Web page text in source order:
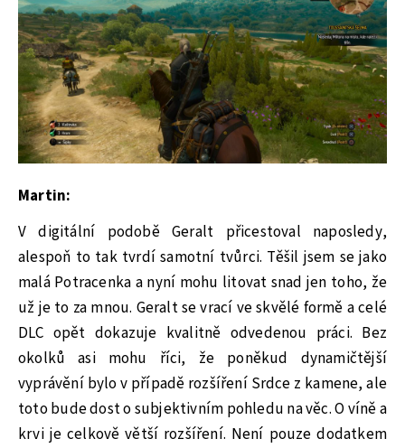
Martin:
V digitální podobě Geralt přicestoval naposledy,
alespoň to tak tvrdí samotní tvůrci. Těšil jsem se jako
malá Potracenka a nyní mohu litovat snad jen toho, že
už je to za mnou. Geralt se vrací ve skvělé formě a celé
DLC opět dokazuje kvalitně odvedenou práci. Bez
okolků asi mohu říci, že poněkud dynamičtější
vyprávění bylo v případě rozšíření Srdce z kamene, ale
toto bude dost o subjektivním pohledu na věc. O víně a
krvi je celkově větší rozšíření. Není pouze dodatkem